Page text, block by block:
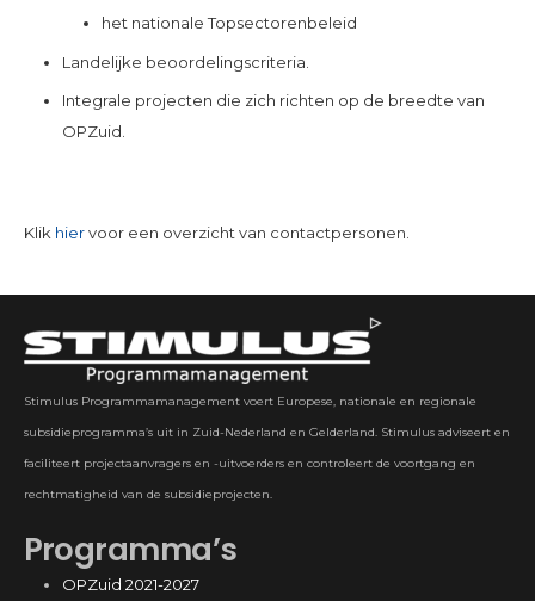
het nationale Topsectorenbeleid
Landelijke beoordelingscriteria.
Integrale projecten die zich richten op de breedte van
OPZuid.
Klik hiervoor een overzicht van contactpersonen.
Stimulus Programmamanagement voert Europese, nationale en regionale
subsidieprogramma’s uit in Zuid-Nederland en Gelderland. Stimulus adviseert en
faciliteert projectaanvragers en -uitvoerders en controleert de voortgang en
rechtmatigheid van de subsidieprojecten.
Programma’s
OPZuid 2021-2027